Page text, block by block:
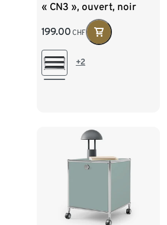
« CN3 », ouvert, noir
199.00 CHF
+2